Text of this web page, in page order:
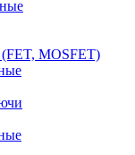
MOSFET)